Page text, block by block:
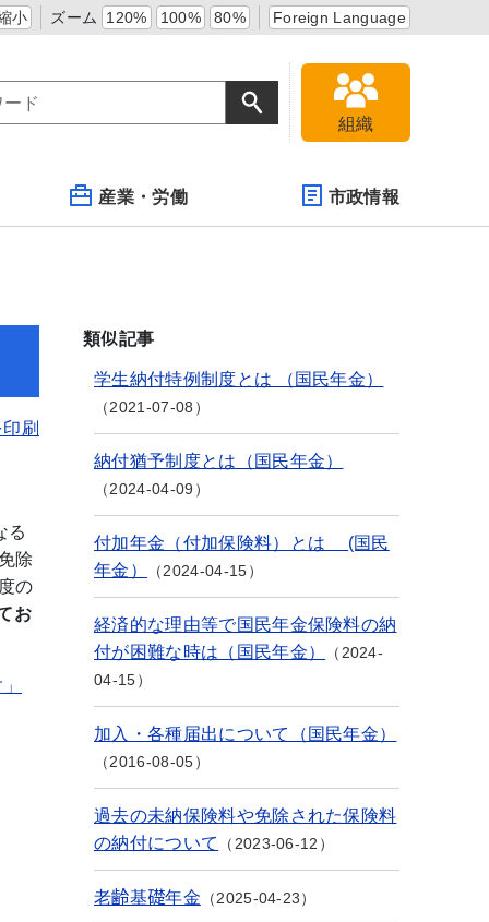
小 ズーム 120% 100% 80% Foreign Language
組織
産業・労働 市政情報
刷
る
除
の
お
類似記事
学生納付特例制度とは （国民年金）
2021-07-08
納付猶予制度とは（国民年金）
2024-04-09
付加年金（付加保険料）とは (国民
年金）
2024-04-15
経済的な理由等で国民年金保険料の納
付が困難な時は（国民年金）
2024-
04-15
加入・各種届出について（国民年金）
2016-08-05
過去の未納保険料や免除された保険料
の納付について
2023-06-12
老齢基礎年金 2025-04-23